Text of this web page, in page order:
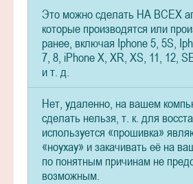
Это можно сделать НА ВСЕХ
которые производятся или
ранее, включая Iphone 5, 5S,
7, 8, iPhone X, XR, XS, 11, 12,
и т. д.
Нет, удаленно, на вашем
сделать нельзя, т. к. для
используется «прошивка»
«ноухау» и закачивать её на
по понятным причинам не
возможным.